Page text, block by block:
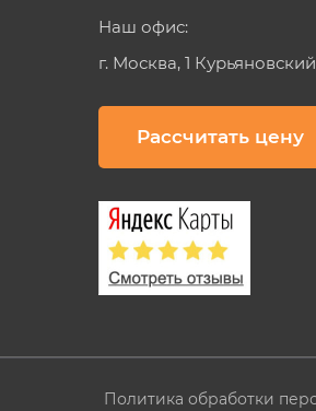
Наш офис:
г. Москва, 1
Рассчитать цену
Политика обработки